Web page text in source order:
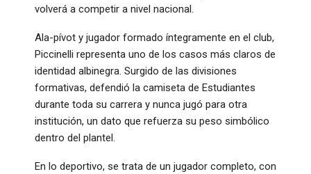
volverá a competir a nivel nacional.
Ala-pívot y jugador formado íntegramente en el club,
Piccinelli representa uno de los casos más claros de
identidad albinegra. Surgido de las divisiones
formativas, defendió la camiseta de Estudiantes
durante toda su carrera y nunca jugó para otra
institución, un dato que refuerza su peso simbólico
dentro del plantel.
En lo deportivo, se trata de un jugador completo, con